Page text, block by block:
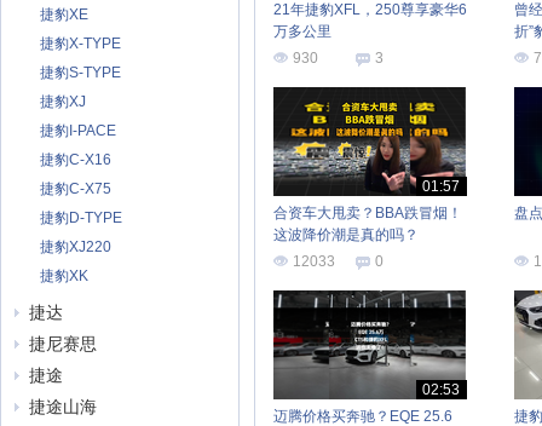
捷豹XE
捷豹X-TYPE
捷豹S-TYPE
捷豹XJ
捷豹I-PACE
捷豹C-X16
捷豹C-X75
捷豹D-TYPE
捷豹XJ220
捷豹XK
捷达
捷尼赛思
捷途
捷途山海
21年捷豹XFL，250尊享豪华6
万多公里
930
3
曾
折”
01:57
合资车大甩卖？BBA跌冒烟！
这波降价潮是真的吗？
12033
0
盘
02:53
迈腾价格买奔驰？EQE 25.6
捷